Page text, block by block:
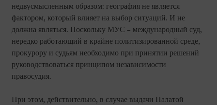
недвусмысленным образом: география не является
фактором, который влияет на выбор ситуаций. И не
должна являться. Поскольку МУС – международный суд,
нередко работающий в крайне политизированной среде,
прокурору и судьям необходимо при принятии решений
руководствоваться принципом независимости
правосудия.
При этом, действительно, в случае выдачи Палатой